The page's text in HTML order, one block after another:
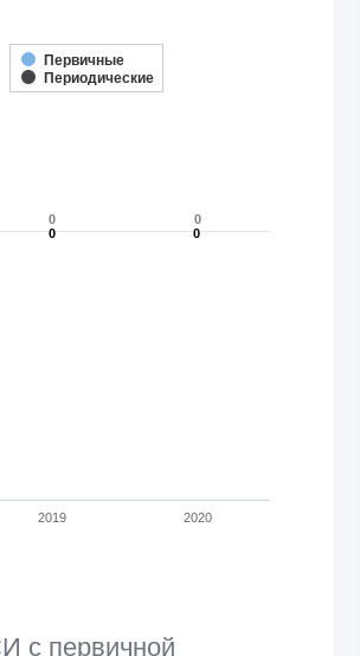
1 X axis displaying categories.
1 Y axis displaying Кол-во поверок, шт..
0
0
0
0 0
0
Первичные
Периодические
2019 2020
с первичной